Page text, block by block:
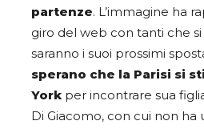
partenze. L’immagine ha
giro del web con tanti che
saranno i suoi prossimi
sperano che la Parisi si
Yorkper incontrare sua
Di Giacomo, con cui non